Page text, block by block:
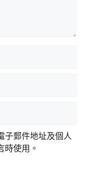
子郵件地址及個人
時使用。